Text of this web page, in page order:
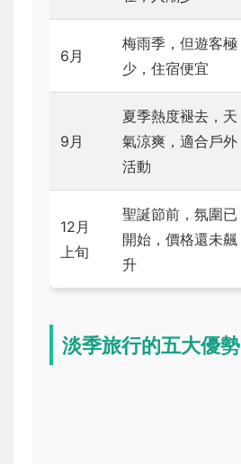
6月
梅雨季，但遊客極
少，住宿便宜
9月
夏季熱度褪去，天
氣涼爽，適合戶外
活動
12月
上旬
聖誕節前，氛圍已
開始，價格還未飆
升
淡季旅行的五大優勢